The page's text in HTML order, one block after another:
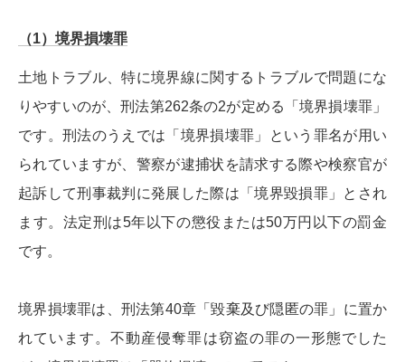
（1）境界損壊罪
土地トラブル、特に境界線に関するトラブルで問題にな
りやすいのが、刑法第262条の2が定める「境界損壊罪」
です。刑法のうえでは「境界損壊罪」という罪名が用い
られていますが、警察が逮捕状を請求する際や検察官が
起訴して刑事裁判に発展した際は「境界毀損罪」とされ
ます。法定刑は5年以下の懲役または50万円以下の罰金
です。
境界損壊罪は、刑法第40章「毀棄及び隠匿の罪」に置か
れています。不動産侵奪罪は窃盗の罪の一形態でした